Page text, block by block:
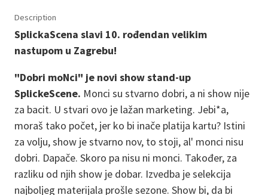
Description
SplickaScena slavi 10. rođendan velikim
nastupom u Zagrebu!
"Dobri moNci" je novi show stand-up
SplickeScene. Monci su stvarno dobri, a ni show nije
za bacit. U stvari ovo je lažan marketing. Jebi*a,
moraš tako počet, jer ko bi inače platija kartu? Istini
za volju, show je stvarno nov, to stoji, al' monci nisu
dobri. Dapače. Skoro pa nisu ni monci. Također, za
razliku od njih show je dobar. Izvedba je selekcija
najboljeg materijala prošle sezone. Show bi, da bi